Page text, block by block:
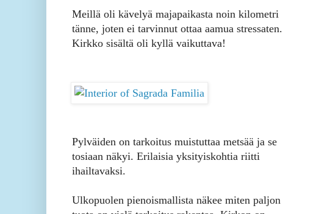
Meillä oli kävelyä majapaikasta noin kilometri
tänne, joten ei tarvinnut ottaa aamua stressaten.
Kirkko sisältä oli kyllä vaikuttava!
Pylväiden on tarkoitus muistuttaa metsää ja se
tosiaan näkyi. Erilaisia yksityiskohtia riitti
ihailtavaksi.
Ulkopuolen pienoismallista näkee miten paljon